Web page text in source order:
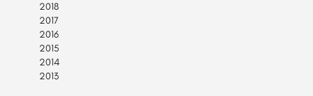
2018
2017
2016
2015
2014
2013